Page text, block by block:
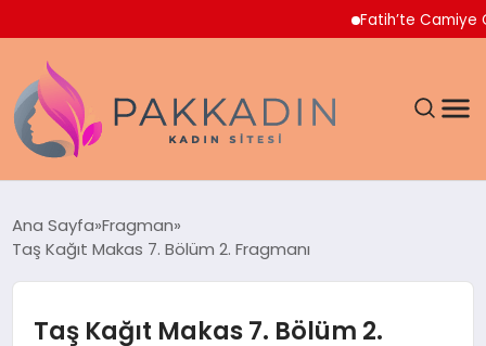
Fatih’te Camiye Giren
KADIN
SAĞLIK
Ana Sayfa Fragman
Taş Kağıt Makas 7. Bölüm 2. Fragmanı
Taş Kağıt Makas 7. Bölüm 2.